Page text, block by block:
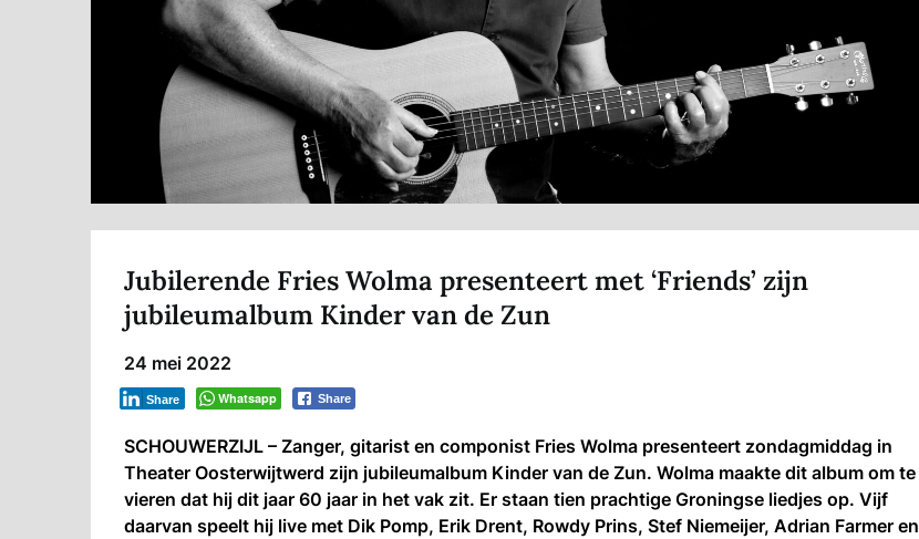
Jubilerende Fries Wolma presenteert met ‘Friends’ zijn
jubileumalbum Kinder van de Zun
24 mei 2022
Whatsapp Share
Share
SCHOUWERZIJL – Zanger, gitarist en componist Fries Wolma presenteert zondagmiddag in
Theater Oosterwijtwerd zijn jubileumalbum Kinder van de Zun. Wolma maakte dit album om te
vieren dat hij dit jaar 60 jaar in het vak zit. Er staan tien prachtige Groningse liedjes op. Vijf
daarvan speelt hij live met Dik Pomp, Erik Drent, Rowdy Prins, Stef Niemeijer, Adrian Farmer en